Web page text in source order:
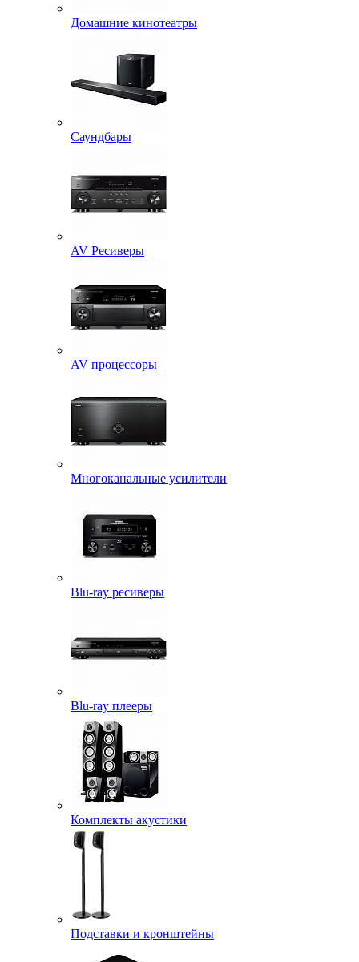
Домашние кинотеатры
Саундбары
AV Ресиверы
AV процессоры
Многоканальные усилители
Blu-ray ресиверы
Blu-ray плееры
Комплекты акустики
Подставки и кронштейны